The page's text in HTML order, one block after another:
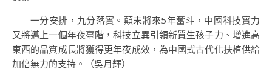
一分安排，九分落實。顛末將來5年奮斗，中國科技實力
又將邁上一個年夜臺階，科技立異引領新質生孩子力、增進高
東西的品質成長將獲得更年夜成效，為中國式古代化扶植供給
加倍無力的支持。（吳月輝）